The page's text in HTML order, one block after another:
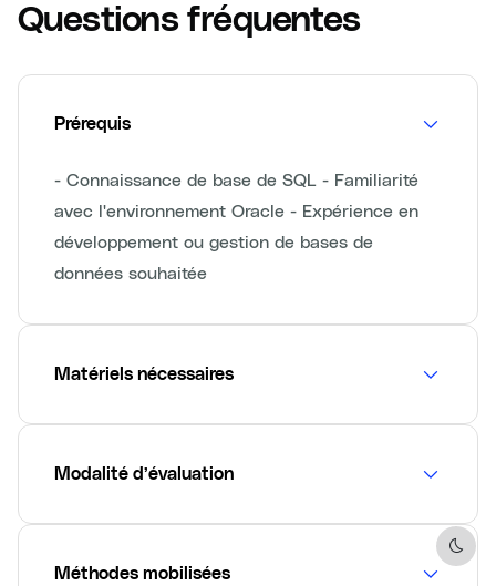
Questions fréquentes
Prérequis
- Connaissance de base de SQL - Familiarité
avec l'environnement Oracle - Expérience en
développement ou gestion de bases de
données souhaitée
Matériels nécessaires
Modalité d’évaluation
Méthodes mobilisées
Dark